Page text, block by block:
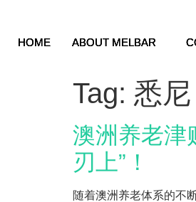
HOME ABOUT MELBAR
HOME ABOUT MELBAR
HOME ABOUT MELBAR
Tag: 悉尼
澳洲养老津
刃上”！
随着澳洲养老体系的不